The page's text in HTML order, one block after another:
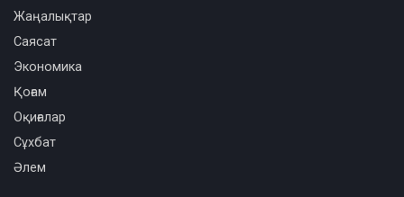
Жаңалықтар
Саясат
Экономика
Қоғам
Оқиғалар
Сұхбат
Әлем